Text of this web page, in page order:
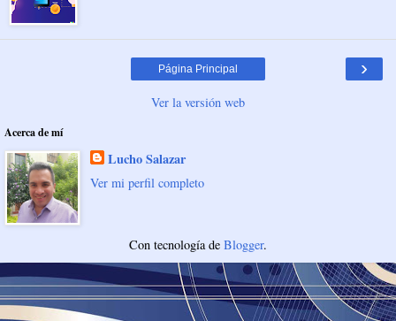
›
Página Principal
Ver la versión web
Acerca de mí
Lucho Salazar
Ver mi perfil completo
Con tecnología de Blogger.